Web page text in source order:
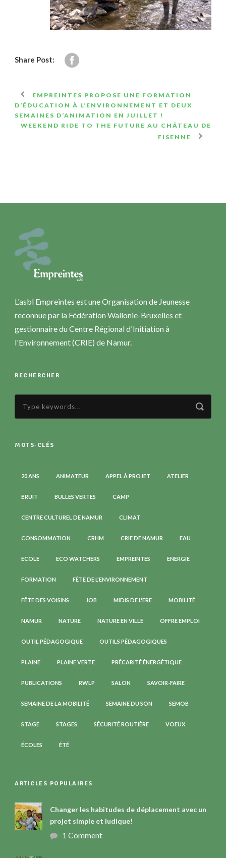
Share Post:
EMPREINTES PROPOSE UNE FORMATION
D’ÉDUCATION À L’ENVIRONNEMENT ET DEUX
SEMAINES D’ANIMATION EN JUILLET !
WEEKEND RIDE TO THE FUTURE AU CHÂTEAU DE
FISENNE
L'asbl Empreintes est une Organisation de Jeunesse
reconnue par la Fédération Wallonie-Bruxelles et
gestionnaire du Centre Régional d'Initiation à
l'Environnement (CRIE) de Namur.
RECHERCHER
MOTS-CLÉS
20 ANS ANIMATEUR APPEL À PROJET ATELIER
BRUIT BULLES VERTES CAMP
CENTRE CULTUREL DE NAMUR CLIMAT
CONSOMMATION CRHM CRIE DE NAMUR EAU
ECOLE ECO WATCHERS EMPREINTES ENERGIE
FORMATION FÊTE DE L'ENVIRONNEMENT
FÊTE DES VOISINS JOB MIDIS DE L'ERE MOBILITÉ
NAMUR NATURE NATURE EN VILLE OFFRE EMPLOI
OUTIL PÉDAGOGIQUE OUTILS PÉDAGOGIQUES
PLAINE PLAINE VERTE PRÉCARITÉ ÉNERGÉTIQUE
PUBLICATIONS RWLP SALON SAVOIR-FAIRE
SEMAINE DE LA MOBILITÉ SEMAINE DU SON SEMOB
STAGE STAGES SÉCURITÉ ROUTIÈRE VOEUX
ÉCOLES ÉTÉ
ARTICLES POPULAIRES
Changer les habitudes de déplacement avec un
projet simple et ludique!
1 Comment